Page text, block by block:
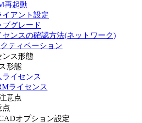
再起動
イアント設定
プグレード
センスの確認方法(ネットワーク)
ティベーション
ンス形態
形態
ライセンス
ライセンス
意点
点
オプション設定